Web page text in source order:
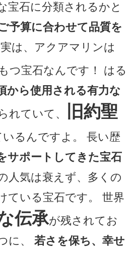
宝石に分類されるかと
予算に合わせて品質を
実は、アクアマリンは
つ宝石なんです！ はる
から使用される有力な
れていて、
旧約聖
るんですよ。 長い歴
サポートしてきた宝石
人気は衰えず、多くの
ている宝石です。 世界
伝承が残されてお
に、 若さを保ち、幸せ